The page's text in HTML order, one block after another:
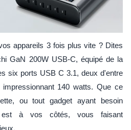
appareils 3 fois plus vite ? Dites
GaN 200W USB-C, équipé de la
six ports USB C 3.1, deux d'entre
140 watts. Que ce
ou tout gadget ayant besoin
est à vos côtés, vous faisant